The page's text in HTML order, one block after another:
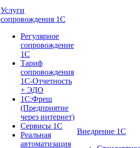
Услуги
сопровождения 1С
Регулярное
сопровождение
1С
Тариф
сопровождения
1С-Отчетность
+ ЭДО
1С:Фреш
(Предприятие
через интернет)
Сервисы 1С
Реальная
автоматизация
Внедрение 1С